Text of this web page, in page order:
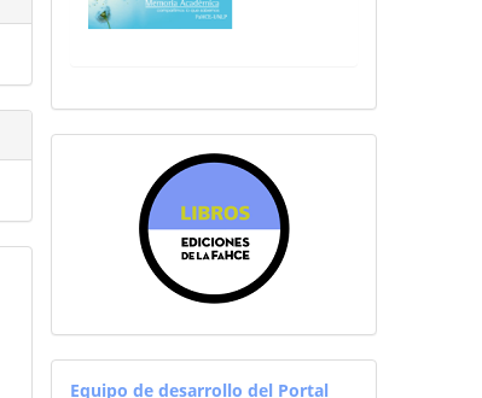
equiporevistas
Equipo de desarrollo del Portal